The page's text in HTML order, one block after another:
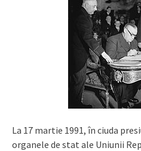
La 17 martie 1991, în ciuda
organele de stat ale Uniunii